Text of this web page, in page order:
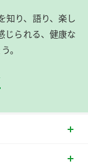
知り、語り、楽し
じられる、健康な
。